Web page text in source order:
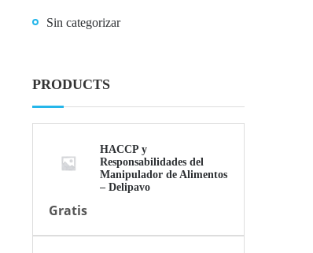
Sin categorizar
PRODUCTS
HACCP y
Responsabilidades del
Manipulador de Alimentos
– Delipavo
Gratis